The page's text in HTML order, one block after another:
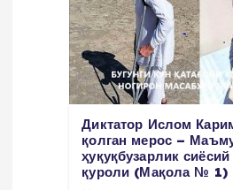
Диктатор Ислом
қолган мерос –
ҳуқуқбузарлик сиёсий
қуроли (Мақола № 1)